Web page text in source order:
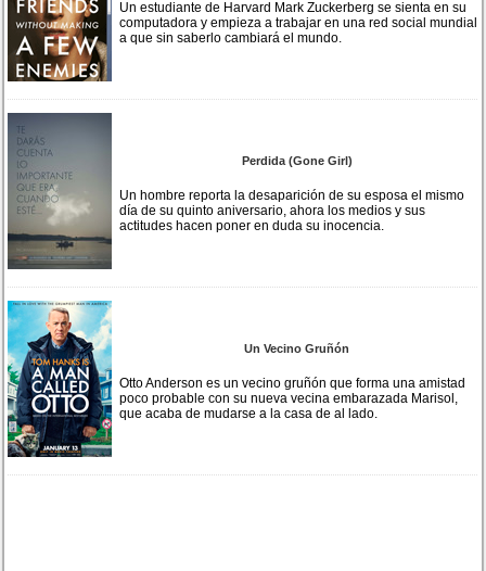
Un estudiante de Harvard Mark Zuckerberg se sienta en su
computadora y empieza a trabajar en una red social mundial
a que sin saberlo cambiará el mundo.
Perdida (Gone Girl)
Un hombre reporta la desaparición de su esposa el mismo
día de su quinto aniversario, ahora los medios y sus
actitudes hacen poner en duda su inocencia.
Un Vecino Gruñón
Otto Anderson es un vecino gruñón que forma una amistad
poco probable con su nueva vecina embarazada Marisol,
que acaba de mudarse a la casa de al lado.